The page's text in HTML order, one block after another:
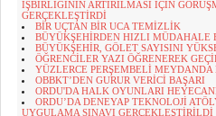
İŞBİRLİĞİNİN ARTIRILMASI İÇİN
GERÇEKLEŞTİRDİ
BİR UÇTAN BİR UCA TEMİZLİK
BÜYÜKŞEHİRDEN HIZLI MÜDAHALE
BÜYÜKŞEHİR, GÖLET SAYISINI
ÖĞRENCİLER YAZI ÖĞRENEREK
YÜZLERCE PERŞEMBELİ MEYDANDA
OBBKT’DEN GURUR VERİCİ BAŞARI
ORDU'DA HALK OYUNLARI
ORDU’DA DENEYAP TEKNOLOJİ
UYGULAMA SINAVI GERÇEKLEŞTİRİLDİ